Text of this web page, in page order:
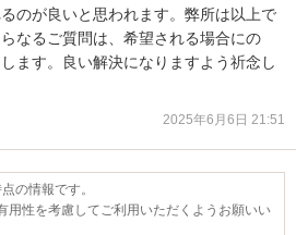
のが良いと思われます。弊所は以上で
なるご質問は、希望される場合にの
ます。良い解決になりますよう祈念し
2025年6月6日 21:51
の情報です。
用性を考慮してご利用いただくようお願いい